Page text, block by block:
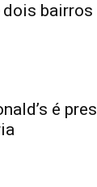
dois
é